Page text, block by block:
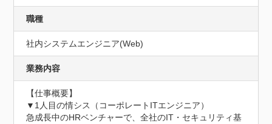
職種
社内システムエンジニア(Web)
業務内容
【仕事概要】
▼1人目の情シス（コーポレートITエンジニア）
急成長中のHRベンチャーで、全社のIT・セキュリティ基